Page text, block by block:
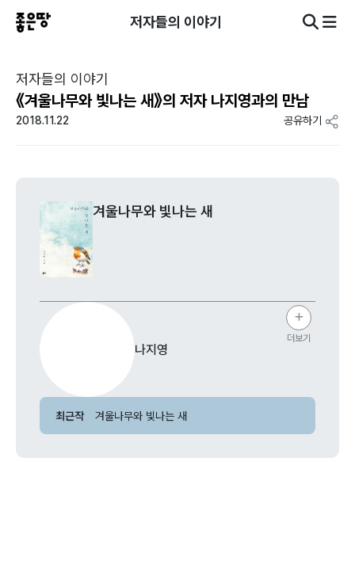
저자들의 이야기
저자들의 이야기
《겨울나무와 빛나는 새》의 저자 나지영과의 만남
2018.11.22 공유하기
겨울나무와 빛나는 새
나지영
더보기
최근작 겨울나무와 빛나는 새